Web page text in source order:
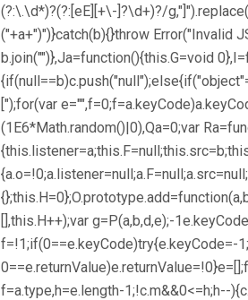
(?:\.\d*)?(?:[eE][+\-]?\d+)?/
("+a+")")}catch(b){}throw Error("Invalid
b.join("")},Ja=function(){this.G=void
[");for(var e="",f=0;f
(1E6*Math.random()|0),Qa=0;var
[],this.H++);var g=P(a,b,d,e);-1
f=!1;if(0==e.keyCode)try{e.keyCode=-
f=a.type,h=e.length-1;!c.m&&0<=h;h--